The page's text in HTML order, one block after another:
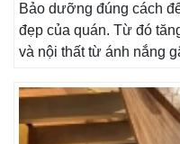
Bảo dưỡng đúng cách
đẹp của quán. Từ đó
và nội thất từ ánh nắng